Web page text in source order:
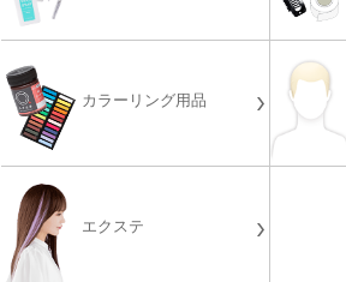
カラーリング用品
エクステ